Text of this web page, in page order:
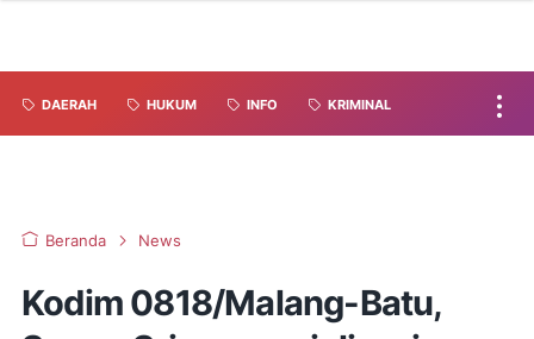
DAERAH HUKUM INFO KRIMINAL
Beranda News
Kodim 0818/Malang-Batu,